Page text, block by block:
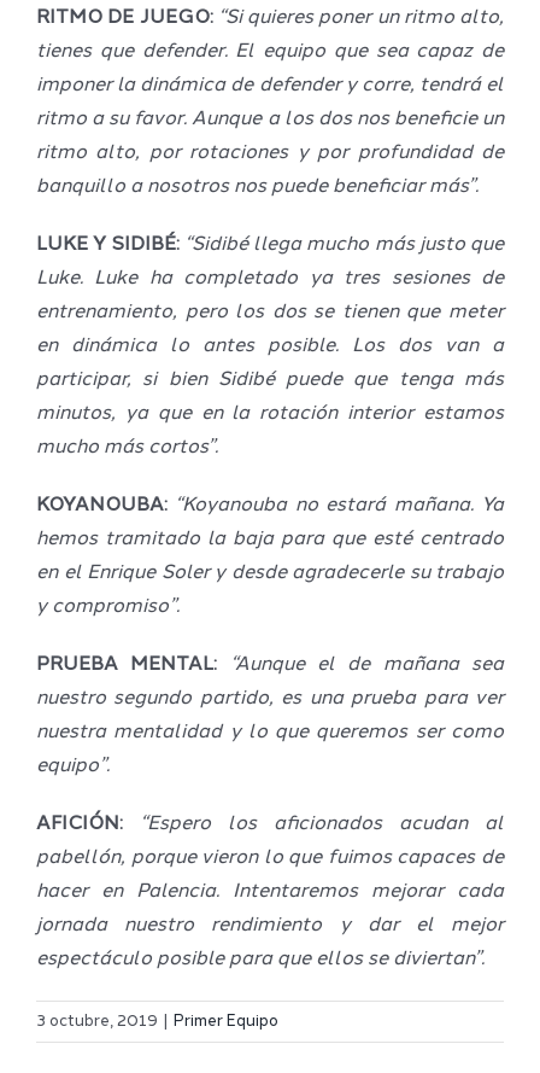
RITMO DE JUEGO: “Si quieres poner un ritmo alto,
tienes que defender. El equipo que sea capaz de
imponer la dinámica de defender y corre, tendrá el
ritmo a su favor. Aunque a los dos nos beneficie un
ritmo alto, por rotaciones y por profundidad de
banquillo a nosotros nos puede beneficiar más”.
LUKE Y SIDIBÉ: “Sidibé llega mucho más justo que
Luke. Luke ha completado ya tres sesiones de
entrenamiento, pero los dos se tienen que meter
en dinámica lo antes posible. Los dos van a
participar, si bien Sidibé puede que tenga más
minutos, ya que en la rotación interior estamos
mucho más cortos”.
KOYANOUBA: “Koyanouba no estará mañana. Ya
hemos tramitado la baja para que esté centrado
en el Enrique Soler y desde agradecerle su trabajo
y compromiso”.
PRUEBA MENTAL:
“Aunque el de mañana sea
nuestro segundo partido, es una prueba para ver
nuestra mentalidad y lo que queremos ser como
equipo”.
AFICIÓN:
“Espero los aficionados acudan al
pabellón, porque vieron lo que fuimos capaces de
hacer en Palencia. Intentaremos mejorar cada
jornada nuestro rendimiento y dar el mejor
espectáculo posible para que ellos se diviertan”.
3 octubre, 2019 Primer Equipo
El Melilla
Definidos